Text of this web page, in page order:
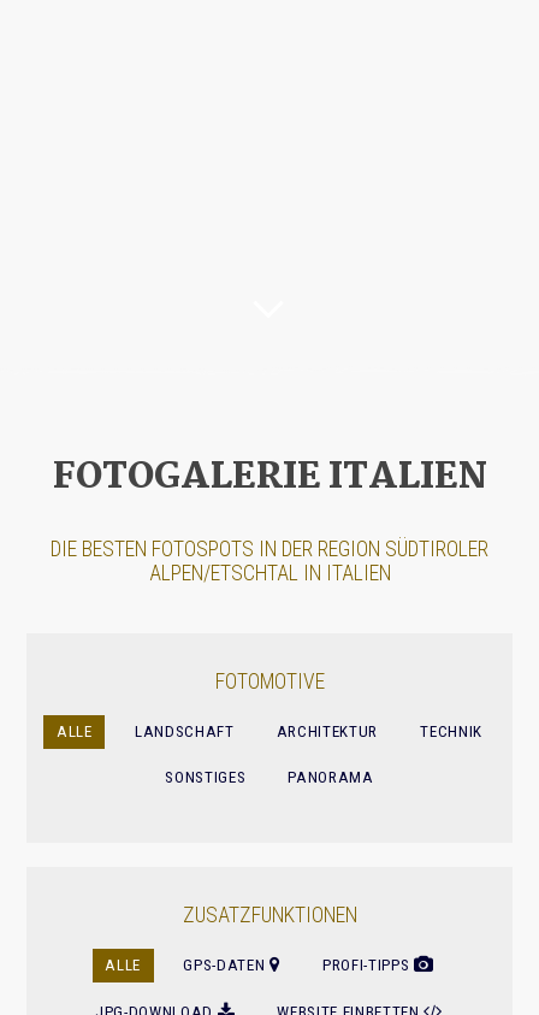
FOTOGALERIE ITALIEN
DIE BESTEN FOTOSPOTS IN DER REGION SÜDTIROLER
ALPEN/ETSCHTAL IN ITALIEN
FOTOMOTIVE
ALLE LANDSCHAFT ARCHITEKTUR TECHNIK
SONSTIGES PANORAMA
ZUSATZFUNKTIONEN
ALLE GPS-DATEN PROFI-TIPPS